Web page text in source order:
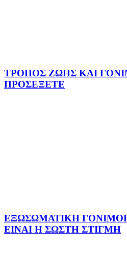
ΤΡΟΠΟΣ ΖΩΗΣ ΚΑΙ
ΠΡΟΣΕΞΕΤΕ
ΕΞΩΣΩΜΑΤΙΚΗ
ΕΙΝΑΙ Η ΣΩΣΤΗ ΣΤΙΓΜΗ